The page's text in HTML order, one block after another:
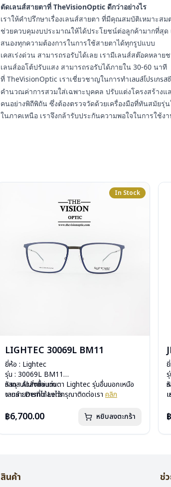
ตัดเลนส์สายตาที่ TheVisionOptic ดีกว่าอย่างไร
เราให้คำปรึกษาเรื่องเลนส์สายตา ที่มีคุณสมบัติเหมาะส
ช่วยควบคุมงบประมาณให้ได้ประโยชน์ต่อลูกค้ามากที่สุด
สนองทุกความต้องการในการใช้สายตาได้ทุกรูปแบบ
เคสเร่งด่วน สามารถรอรับได้เลย เรามีเลนส์สต๊อคหล
เลนส์ออโต้ปรับแสง สามารถรอรับได้ภายใน 30-60 นาที
ที่ TheVisionOptic เราเชี่ยวชาญในการทำเลนส์โปรเกรส
คำนวณค่าการสวมใส่เฉพาะบุคคล ปรับแต่งโครงสร้าง
คนอย่างพิถีพิถัน ซึ่งต้องตรวจวัดด้วยเครื่องมือที่ทันสมัยรุ่
ในภาคเหนือ เราจึงกล้ารับประกันความพอใจในการใช้
In Stock
LIGHTEC 30069L BM11
ยี่ห้อ : Lightec
รุ่น : 30069L BM11
วัสดุ : Aluminium
เลนส์ : Demo Lens
อุปกรณ์ : กล่องแว่น, ผ้าเช็ดแว่น
การรับประกัน : 1 ปี
หากสนใจสั่งชื้อแว่นตา Lightec รุ่นอื่นนอกเหนือ
จากรายการที่ได้ลงไว้กรุณาติดต่อเรา คลิก
฿6,700.00 หยิบลงตะกร้า
สินค้า ช่